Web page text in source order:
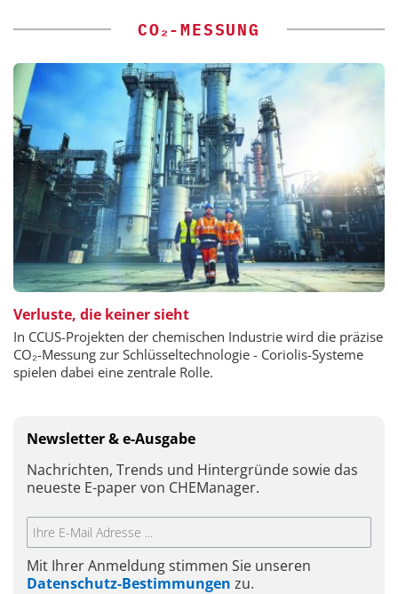
CO₂-MESSUNG
Verluste, die keiner sieht
In CCUS-Projekten der chemischen Industrie wird die präzise
CO₂-Messung zur Schlüsseltechnologie - Coriolis-Systeme
spielen dabei eine zentrale Rolle.
Newsletter & e-Ausgabe
Nachrichten, Trends und Hintergründe sowie das
neueste E-paper von CHEManager.
Mit Ihrer Anmeldung stimmen Sie unseren
Datenschutz-Bestimmungen zu.